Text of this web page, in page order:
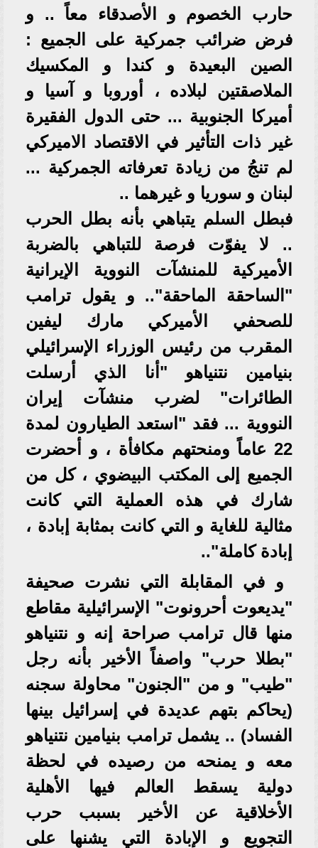
حارب الخصوم و الأصدقاء معاً .. و
فرض ضرائب جمركية على الجميع :
الصين البعيدة و كندا و المكسيك
الملاصقتين لبلاده ، أوروبا و آسيا و
أميركا الجنوبية ... حتى الدول الفقيرة
غير ذات التأثير في الاقتصاد الاميركي
لم تنجُ من زيادة تعرفاته الجمركية ...
لبنان و سوريا و غيرهما ..
فبطل السلم يتباهي بأنه بطل الحرب
.. لا يفوّت فرصة للتباهي بالضربة
الأميركية للمنشآت النووية الإيرانية
"الساحقة الماحقة".. و يقول ترامب
للصحفي الأميركي مارك ليفين
المقرب من رئيس الوزراء الإسرائيلي
بنيامين نتنياهو "أنا الذي أرسلت
الطائرات" لضرب منشآت إيران
النووية ... فقد "استعد الطيارون لمدة
22 عاماً ومنحتهم مكافأة ، و أحضرت
الجميع إلى المكتب البيضوي ، كل من
شارك في هذه العملية التي كانت
مثالية للغاية و التي كانت بمثابة إبادة ،
إبادة كاملة"..
و في المقابلة التي نشرت صحيفة
"يديعوت أحرونوت" الإسرائيلية مقاطع
منها قال ترامب صراحة إنه و نتنياهو
"بطلا حرب" واصفاً الأخير بأنه رجل
"طيب" و من "الجنون" محاولة سجنه
(يحاكم بتهم عديدة في إسرائيل بينها
الفساد) .. يشمل ترامب بنيامين نتنياهو
معه و يمنحه من رصيده في لحظة
دولية يسقط العالم فيها الأهلية
الأخلاقية عن الأخير بسبب حرب
التجويع و الإبادة التي يشنها على